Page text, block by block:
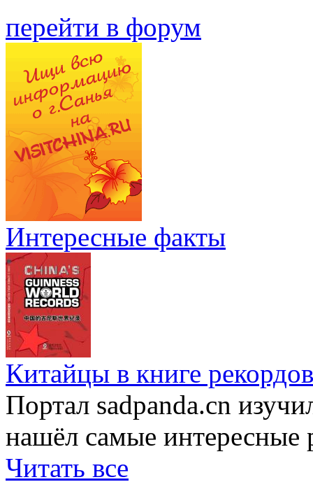
перейти в форум
Интересные факты
Китайцы в книге
Портал sadpanda.cn
нашёл самые интересные
Читать все